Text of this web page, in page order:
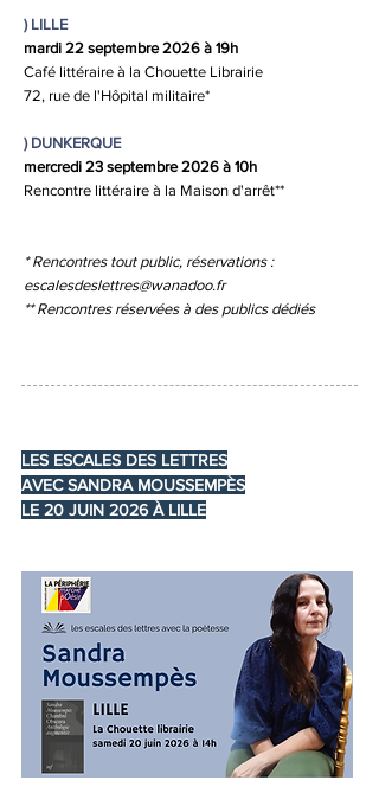
) LILLE
mardi 22 septembre 2026 à 19h
Café littéraire à la Chouette Librairie
72, rue de l'Hôpital militaire*​
)DUNKERQUE
mercredi 23 septembre 2026 à 10h
Rencontre littéraire à la Maison d'arrêt**
* Rencontres tout public, réservations :
escalesdeslettres@wanadoo.fr
** Rencontres réservées à des publics dédiés
LES ESCALES DES LETTRES
AVEC SANDRA MOUSSEMPÈS
LE 20 JUIN 2026 À LILLE